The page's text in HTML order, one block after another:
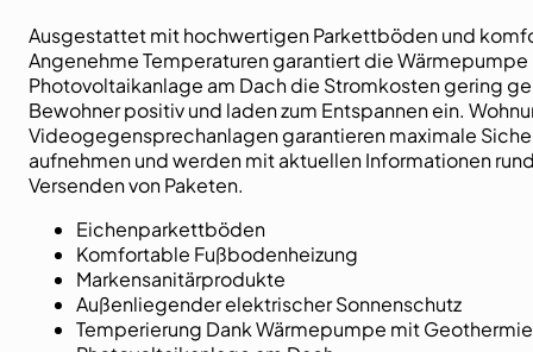
Ausgestattet mit hochwertigen Parkettböden und
Angenehme Temperaturen garantiert die
Photovoltaikanlage am Dach die Stromkosten gering
Bewohner positiv und laden zum Entspannen ein.
Videogegensprechanlagen garantieren maximale
aufnehmen und werden mit aktuellen Informationen
Versenden von Paketen.
Eichenparkettböden
Komfortable Fußbodenheizung
Markensanitärprodukte
Außenliegender elektrischer Sonnenschutz
Temperierung Dank Wärmepumpe mit